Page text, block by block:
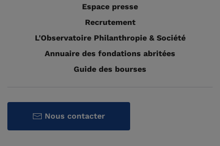
Espace presse
Recrutement
L'Observatoire Philanthropie & Société
Annuaire des fondations abritées
Guide des bourses
Nous contacter